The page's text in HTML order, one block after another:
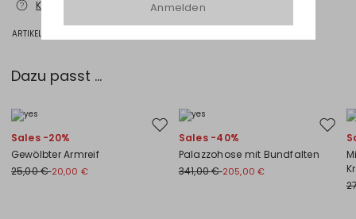
Kontaktieren Sie uns für weitere Informationen
ARTIKELNUMMER 1751516405013 - INAPULVINO
Dazu passt ...
Auf die Wunschliste
Sales -20%
Gewölbter Armreif
25,00 €20,00 €
Auf
Sales -40%
Palazzohose mit Bundfalten
341,00 €205,00 €
Anmelden